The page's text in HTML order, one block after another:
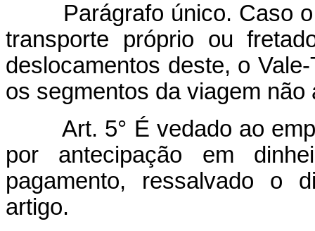
Parágrafo único. Caso o
transporte próprio ou
deslocamentos deste, o
os segmentos da viagem
Art. 5° É vedado ao
por antecipação em
pagamento, ressalvado o
artigo.